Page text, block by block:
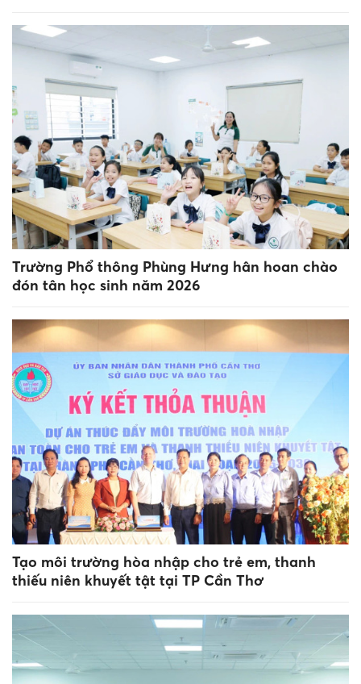
Trường Phổ thông Phùng Hưng hân hoan chào
đón tân học sinh năm 2026
Tạo môi trường hòa nhập cho trẻ em, thanh
thiếu niên khuyết tật tại TP Cần Thơ